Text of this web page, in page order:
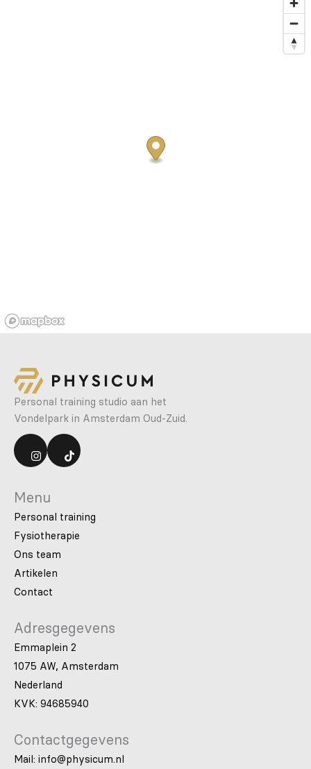
Personal training studio aan het
Vondelpark in Amsterdam Oud-Zuid.
Menu
Personal training
Fysiotherapie
Ons team
Artikelen
Contact
Adresgegevens
Emmaplein 2
1075 AW, Amsterdam
Nederland
KVK: 94685940
Contactgegevens
Mail: info@physicum.nl